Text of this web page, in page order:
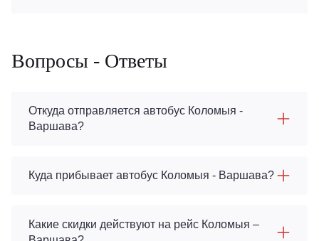
Вопросы - Ответы
Откуда отправляется автобус Коломыя -
Варшава?
Куда прибывает автобус Коломыя - Варшава?
Какие скидки действуют на рейс Коломыя –